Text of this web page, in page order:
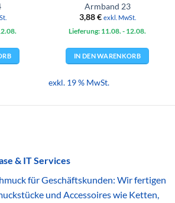
Armband 23
3,88€ exkl. MwSt.
Lieferung: 11.08. - 12.08.
IN DEN WARENKORB
exkl. 19 % MwSt.
& IT Services
für Geschäftskunden: Wir fertigen
und Accessoires wie Ketten,